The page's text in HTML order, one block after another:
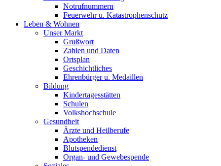
Notrufnummern
Feuerwehr u. Katastrophenschutz
Leben & Wohnen
Unser Markt
Grußwort
Zahlen und Daten
Ortsplan
Geschichtliches
Ehrenbürger u. Medaillen
Bildung
Kindertagesstätten
Schulen
Volkshochschule
Gesundheit
Ärzte und Heilberufe
Apotheken
Blutspendedienst
Organ- und Gewebespende